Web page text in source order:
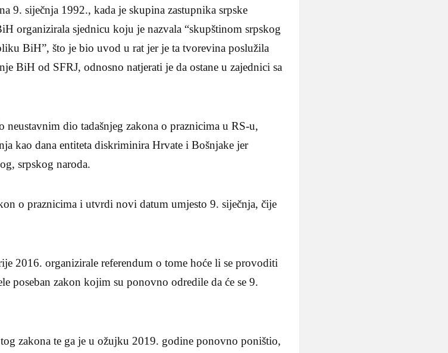
9. siječnja 1992., kada je skupina zastupnika srpske
organizirala sjednicu koju je nazvala “skupštinom srpskog
BiH”, što je bio uvod u rat jer je ta tvorevina poslužila
BiH od SFRJ, odnosno natjerati je da ostane u zajednici sa
dio tadašnjeg zakona o praznicima u RS-u,
kao dana entiteta diskriminira Hrvate i Bošnjake jer
srpskog naroda.
o praznicima i utvrdi novi datum umjesto 9. siječnja, čije
2016. organizirale referendum o tome hoće li se provoditi
poseban zakon kojim su ponovno odredile da će se 9.
zakona te ga je u ožujku 2019. godine ponovno poništio,